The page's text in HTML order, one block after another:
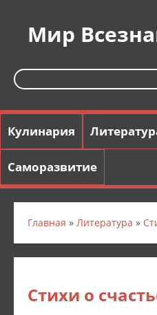
Мир
Кулинария
Саморазвитие
Главная » Литература »
Стихи о